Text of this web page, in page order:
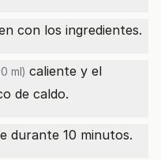
con los ingredientes.
ml) caliente y el
de caldo.
durante 10 minutos.